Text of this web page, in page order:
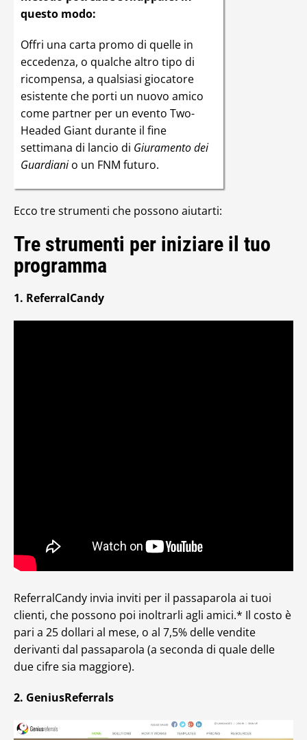
questo modo:
Offri una carta promo di quelle in
eccedenza, o qualche altro tipo di
ricompensa, a qualsiasi giocatore
esistente che porti un nuovo amico
come partner per un evento Two-
Headed Giant durante il fine
settimana di lancio di Giuramento dei
Guardianio un FNM futuro.
Ecco tre strumenti che possono aiutarti:
Tre strumenti per iniziare il tuo
programma
1. ReferralCandy
ReferralCandy invia inviti per il passaparola ai tuoi
clienti, che possono poi inoltrarli agli amici.* Il costo è
pari a 25 dollari al mese, o al 7,5% delle vendite
derivanti dal passaparola (a seconda di quale delle
due cifre sia maggiore).
2. GeniusReferrals